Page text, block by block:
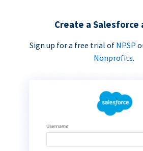
Create a Salesforce
Sign up for a free trial of NPSP
Nonprofits.